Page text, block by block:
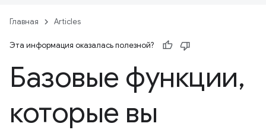
Главная Articles
Эта информация оказалась полезной?
Базовые функции,
которые вы